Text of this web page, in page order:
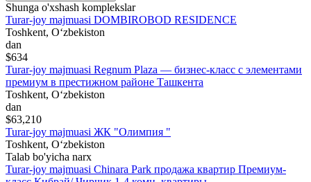
Shunga o'xshash komplekslar
Turar-joy majmuasi DOMBIROBOD RESIDENCE
Toshkent, Oʻzbekiston
dan
$634
Turar-joy majmuasi Regnum Plaza — бизнес-класс с элементами
премиум в престижном районе Ташкента
Toshkent, Oʻzbekiston
dan
$63,210
Turar-joy majmuasi ЖК "Олимпия "
Toshkent, Oʻzbekiston
Talab bo'yicha narx
Turar-joy majmuasi Chinara Park продажа квартир Премиум-